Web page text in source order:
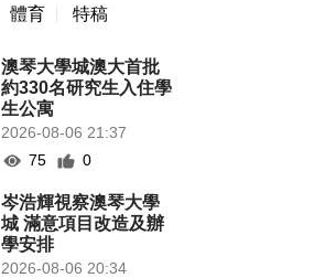
體育 特稿
澳琴大學城澳大首批
約330名研究生入住學
生公寓
2026-08-06 21:37
75
0
岑浩輝視察澳琴大學
城 滿意項目改造及辦
學安排
2026-08-06 20:34